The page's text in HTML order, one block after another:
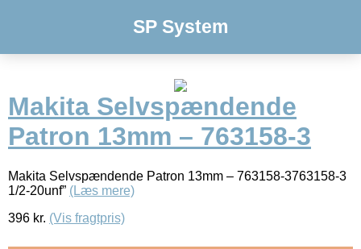
SP System
Makita Selvspændende
Patron 13mm – 763158-3
Makita Selvspændende Patron 13mm – 763158-3763158-3
1/2-20unf” (Læs mere)
396 kr. (Vis fragtpris)